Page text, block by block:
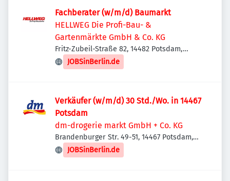
Fachberater (w/m/d) Baumarkt
HELLWEG Die Profi-Bau- &
Gartenmärkte GmbH & Co. KG
Fritz-Zubeil-Straße 82, 14482 Potsdam,
Deutschland
JOBSinBerlin.de
Verkäufer (w/m/d) 30 Std./Wo. in 14467
Potsdam
dm-drogerie markt GmbH + Co. KG
Brandenburger Str. 49-51, 14467 Potsdam,
Deutschland
JOBSinBerlin.de